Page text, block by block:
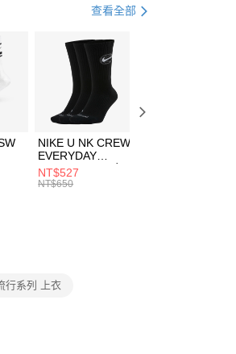
，將跳轉至「AFTEE先享後
，即可完成結帳。
訊。
訊中的連結，可透過四大超商
方視為交易完成。
，但若您需要取消訂單，請聯
單仍視為有效，需透過AFTEE
料，並將交易相關給付款項請
址：
運費
運費
運費
2件4折
查看全部
NIKE U NK CREW
EVERYDAY
BBALL 3PR 男女
長統襪
NT$527
NT$650
行系列 上衣